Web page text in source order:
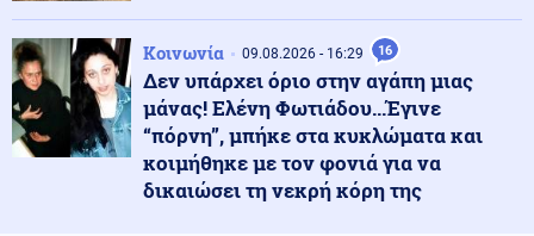
Κόσμος
Νέα ένοπλη επίθεση στην Ταϊλάνδη: Πρώην βουλευτής
άνοιξε πυρ κατά αξιωματούχου
Κοινωνία 10.08.2026 - 11:13
Αποζημιώσεις πυρόπληκτων: Ξεκινούν σήμερα οι
Κοινωνία 09.08.2026 - 16:29 16
Δεν υπάρχει όριο στην αγάπη μιας
μάνας! Ελένη Φωτιάδου...Έγινε
“πόρνη”, μπήκε στα κυκλώματα και
κοιμήθηκε με τον φονιά για να
δικαιώσει τη νεκρή κόρη της